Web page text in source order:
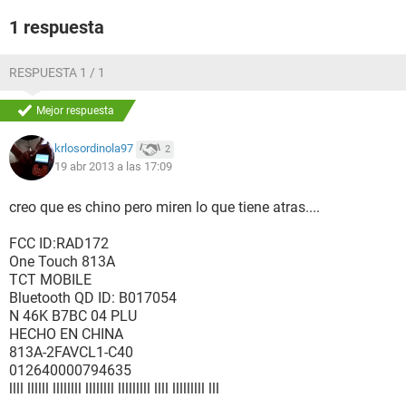
1 respuesta
RESPUESTA 1 / 1
Mejor respuesta
krlosordinola97 2
19 abr 2013 a las 17:09
creo que es chino pero miren lo que tiene atras....
FCC ID:RAD172
One Touch 813A
TCT MOBILE
Bluetooth QD ID: B017054
N 46K B7BC 04 PLU
HECHO EN CHINA
813A-2FAVCL1-C40
012640000794635
llll llllll llllllll llllllll lllllllll llll lllllllll lll